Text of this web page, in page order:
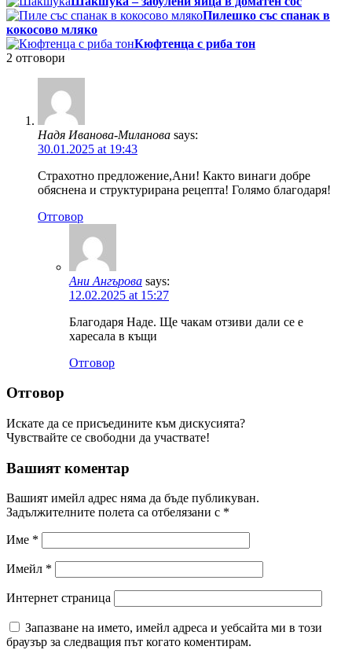
Пилешко със спанак в
кокосово мляко
Кюфтенца с риба тон
2 отговори
Надя Иванова-Миланова says:
30.01.2025 at 19:43
Страхотно предложение,Ани! Както винаги добре
обяснена и структурирана рецепта! Голямо благодаря!
Отговор
Ани Ангърова says:
12.02.2025 at 15:27
Благодаря Наде. Ще чакам отзиви дали се е
харесала в къщи
Отговор
Отговор
Искате да се присъедините към дискусията?
Чувствайте се свободни да участвате!
Вашият коментар
Вашият имейл адрес няма да бъде публикуван.
Задължителните полета са отбелязани с *
Име *
Имейл *
Интернет страница
Запазване на името, имейл адреса и уебсайта ми в този
браузър за следващия път когато коментирам.